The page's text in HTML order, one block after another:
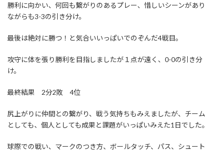
勝利に向かい、何回も繋がりのあるプレー、惜しいシーンがあり
ながらも3-3の引き分け。
最後は絶対に勝つ！と気合いいっぱいでのぞんだ4戦目。
攻守に体を張り勝利を目指しましたが１点が遠く、0-0の引き分
け。
最終結果 2分2敗 4位
尻上がりに仲間との繋がり、戦う気持ちもみえましたが、チーム
としても、個人としても成果と課題がいっぱいみえた1日でした。
球際での戦い、マークのつき方、ボールタッチ、パス、シュート